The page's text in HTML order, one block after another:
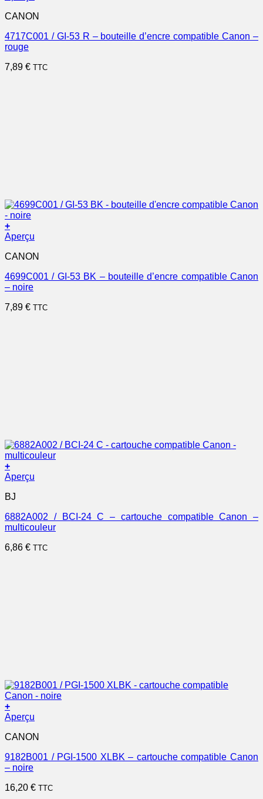
CANON
4717C001 / GI-53 R – bouteille d’encre compatible Canon –
rouge
7,89 € TTC
+
Aperçu
CANON
4699C001 / GI-53 BK – bouteille d’encre compatible Canon
– noire
7,89 € TTC
+
Aperçu
BJ
6882A002 / BCI-24 C – cartouche compatible Canon –
multicouleur
6,86 € TTC
+
Aperçu
CANON
9182B001 / PGI-1500 XLBK – cartouche compatible Canon
– noire
16,20 € TTC